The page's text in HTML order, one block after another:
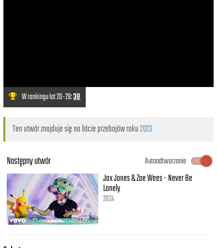
W rankingu lat 20-29:38
Ten utwór znajduje się na liście przebojów roku2023
Następny utwór
Autoodtwarzanie
Jax Jones & Zoe Wees - Never Be
Lonely
2024